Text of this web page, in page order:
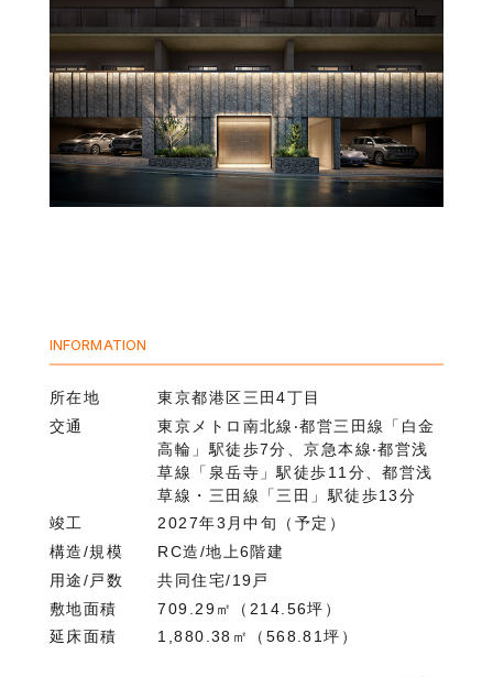
INFORMATION
所在地
東京都港区三田4丁目
交通
東京メトロ南北線‧都営三⽥線「⽩⾦
⾼輪」駅徒歩7分、京急本線‧都営浅
草線「泉岳寺」駅徒歩11分、都営浅
草線・三田線「三田」駅徒歩13分
竣工
2027年3月中旬（予定）
構造/規模
RC造/地上6階建
用途/戸数
共同住宅/19戸
敷地面積
709.29㎡（214.56坪）
延床面積
1,880.38㎡（568.81坪）